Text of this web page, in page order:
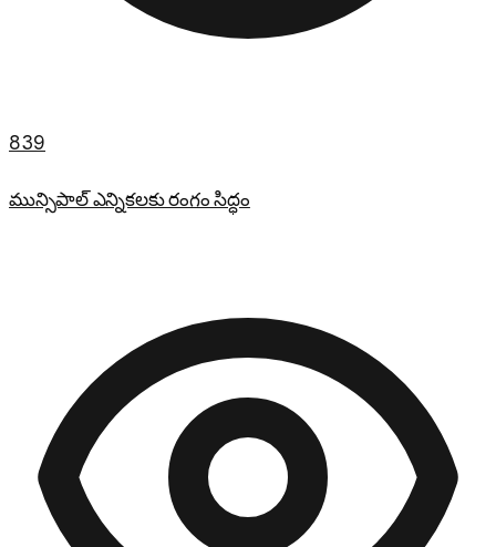
839
మున్సిపాల్ ఎన్నికలకు రంగం సిద్ధం